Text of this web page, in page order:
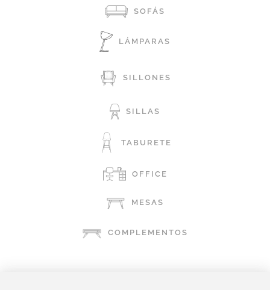
SOFÁS
LÁMPARAS
SILLONES
SILLAS
TABURETE
OFFICE
MESAS
COMPLEMENTOS